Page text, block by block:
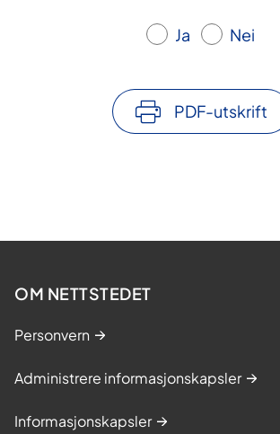
Ja Nei
PDF-utskrift
OM NETTSTEDET
Personvern
Administrere informasjonskapsler
Informasjonskapsler